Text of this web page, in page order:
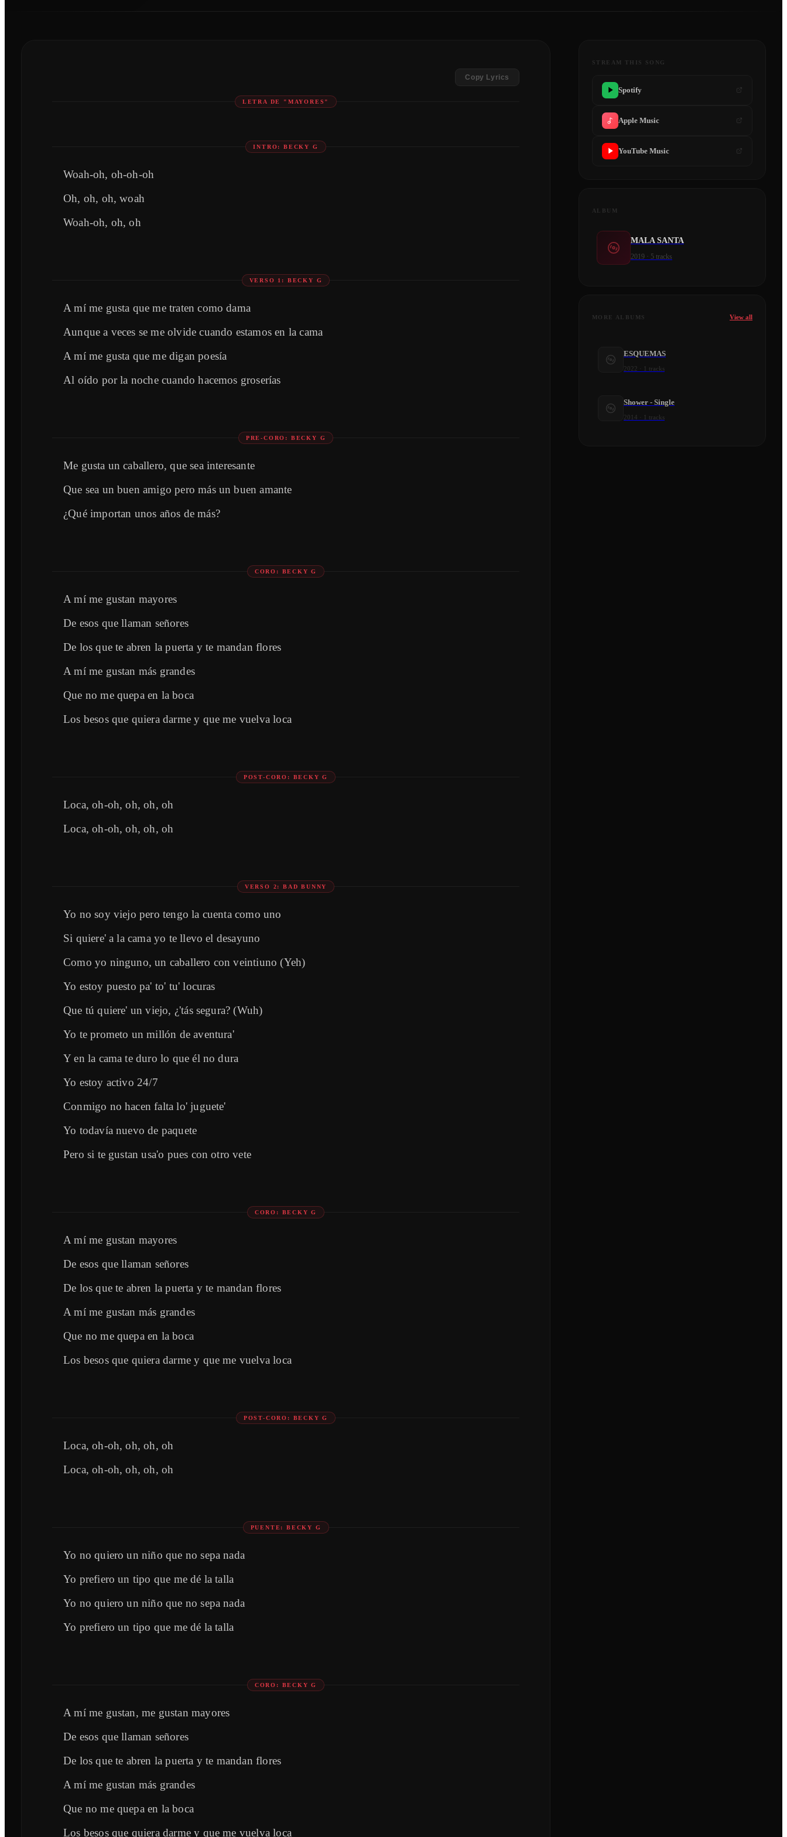
Copy Lyrics
LETRA DE "MAYORES"
INTRO: BECKY G
Woah-oh, oh-oh-oh
Oh, oh, oh, woah
Woah-oh, oh, oh
VERSO 1: BECKY G
A mí me gusta que me traten como dama
Aunque a veces se me olvide cuando estamos en la cama
A mí me gusta que me digan poesía
Al oído por la noche cuando hacemos groserías
PRE-CORO: BECKY G
Me gusta un caballero, que sea interesante
Que sea un buen amigo pero más un buen amante
¿Qué importan unos años de más?
CORO: BECKY G
A mí me gustan mayores
De esos que llaman señores
De los que te abren la puerta y te mandan flores
A mí me gustan más grandes
Que no me quepa en la boca
Los besos que quiera darme y que me vuelva loca
POST-CORO: BECKY G
Loca, oh-oh, oh, oh, oh
Loca, oh-oh, oh, oh, oh
VERSO 2: BAD BUNNY
Yo no soy viejo pero tengo la cuenta como uno
Si quiere' a la cama yo te llevo el desayuno
Como yo ninguno, un caballero con veintiuno (Yeh)
Yo estoy puesto pa' to' tu' locuras
Que tú quiere' un viejo, ¿'tás segura? (Wuh)
Yo te prometo un millón de aventura'
Y en la cama te duro lo que él no dura
Yo estoy activo 24/7
Conmigo no hacen falta lo' juguete'
Yo todavía nuevo de paquete
Pero si te gustan usa'o pues con otro vete
CORO: BECKY G
A mí me gustan mayores
De esos que llaman señores
De los que te abren la puerta y te mandan flores
A mí me gustan más grandes
Que no me quepa en la boca
Los besos que quiera darme y que me vuelva loca
POST-CORO: BECKY G
Loca, oh-oh, oh, oh, oh
Loca, oh-oh, oh, oh, oh
PUENTE: BECKY G
Yo no quiero un niño que no sepa nada
Yo prefiero un tipo que me dé la talla
Yo no quiero un niño que no sepa nada
Yo prefiero un tipo que me dé la talla
CORO: BECKY G
A mí me gustan, me gustan mayores
De esos que llaman señores
De los que te abren la puerta y te mandan flores
A mí me gustan más grandes
Que no me quepa en la boca
Los besos que quiera darme y que me vuelva loca
STREAM THIS SONG
Spotify
Apple Music
YouTube Music
ALBUM
MALA SANTA
2019 · 5 tracks
MORE ALBUMS View all
ESQUEMAS
2022 1 tracks
Shower - Single
2014 1 tracks